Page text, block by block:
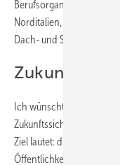
Berufsorganisationen. In
Norditalien, der Schweiz
Dach- und Spenglerwelt.
Zukunft
Ich wünschte, all diese
Zukunftssicherung enger
Ziel lautet: die
Öffentlichkeit, der Politik